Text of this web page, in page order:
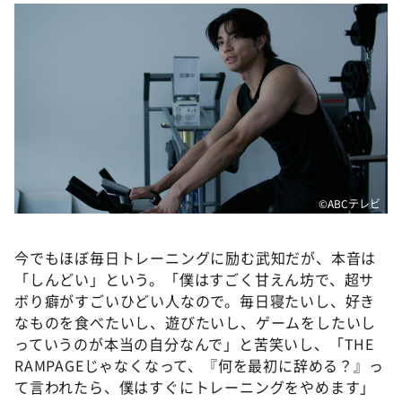
©️ABCテレビ
今でもほぼ毎日トレーニングに励む武知だが、本音は
「しんどい」という。「僕はすごく甘えん坊で、超サ
ボり癖がすごいひどい人なので。毎日寝たいし、好き
なものを食べたいし、遊びたいし、ゲームをしたいし
っていうのが本当の自分なんで」と苦笑いし、「THE
RAMPAGEじゃなくなって、『何を最初に辞める？』っ
て言われたら、僕はすぐにトレーニングをやめます」